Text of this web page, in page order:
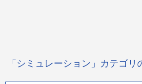
「シミュレーション」カテゴ